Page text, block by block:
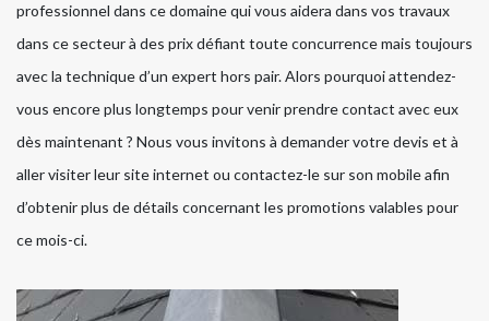
professionnel dans ce domaine qui vous aidera dans vos travaux
dans ce secteur à des prix défiant toute concurrence mais toujours
avec la technique d’un expert hors pair. Alors pourquoi attendez-
vous encore plus longtemps pour venir prendre contact avec eux
dès maintenant ? Nous vous invitons à demander votre devis et à
aller visiter leur site internet ou contactez-le sur son mobile afin
d’obtenir plus de détails concernant les promotions valables pour
ce mois-ci.